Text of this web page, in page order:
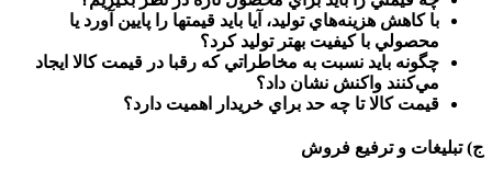
با كاهش هزينه‌هاي توليد، آيا بايد قيمتها را پايين آورد يا
محصولي با كيفيت بهتر توليد كرد؟
چگونه بايد نسبت به مخاطراتي كه رقبا در قيمت كالا ايجاد
مي‌كنند واكنش نشان داد؟
قيمت كالا تا چه حد براي خريدار اهميت دارد؟
ج) تبليغات و ترفيع فروش